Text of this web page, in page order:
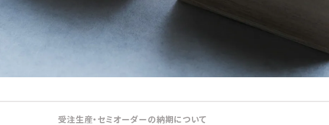
受注生産・セミオーダーの納期について